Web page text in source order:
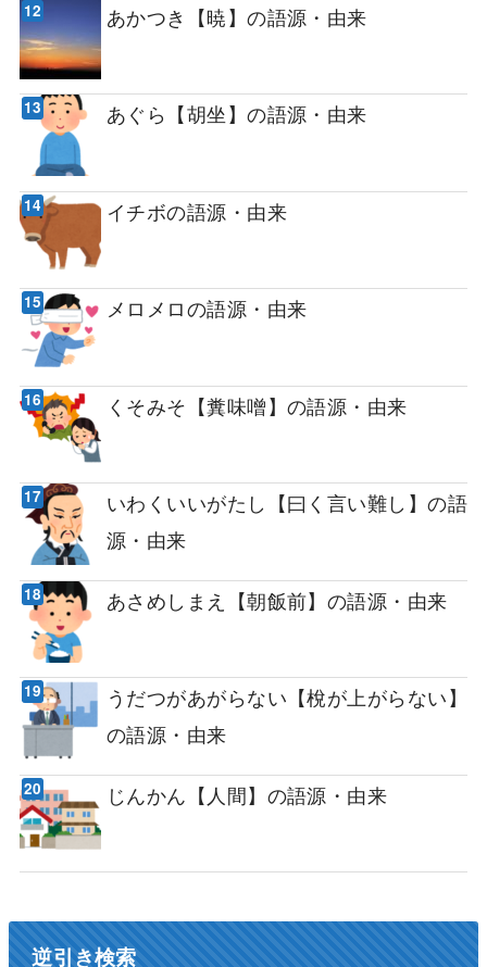
あかつき【暁】の語源・由来
あぐら【胡坐】の語源・由来
イチボの語源・由来
メロメロの語源・由来
くそみそ【糞味噌】の語源・由来
いわくいいがたし【曰く言い難し】の語
源・由来
あさめしまえ【朝飯前】の語源・由来
うだつがあがらない【梲が上がらない】
の語源・由来
じんかん【人間】の語源・由来
逆引き検索